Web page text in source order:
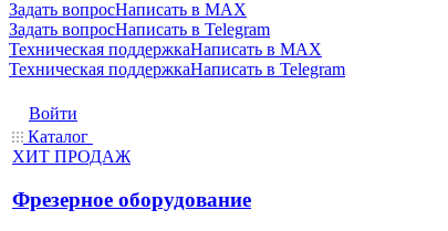
Задать вопросНаписать в MAX
Задать вопросНаписать в Telegram
Техническая поддержкаНаписать в MAX
Техническая поддержкаНаписать в Telegram
Войти
Каталог
ХИТ ПРОДАЖ
Фрезерное оборудование